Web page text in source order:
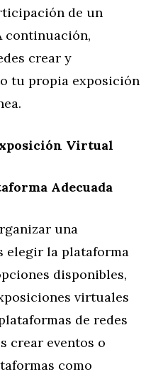
de un
continuación,
crear y
tu propia exposición
Virtual
Adecuada
una
elegir la plataforma
disponibles,
virtuales
de redes
crear eventos o
como